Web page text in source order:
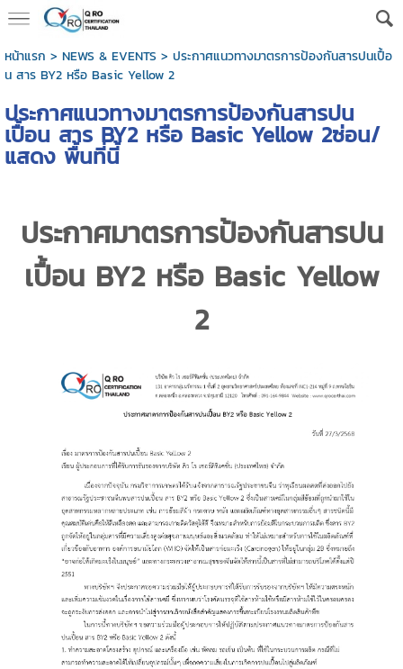
หน้าแรก > NEWS & EVENTS> ประกาศแนวทางมาตรการป้องกันสารปนเปื้อ
น สาร BY2 หรือ Basic Yellow 2
ประกาศแนวทางมาตรการป้องกันสารปน
เปื้อน สาร BY2 หรือ Basic Yellow 2ซ่อน/
แสดง พื้นที่นี้
ประกาศมาตรการป้องกันสารปน
เปื้อน BY2 หรือ Basic Yellow
2